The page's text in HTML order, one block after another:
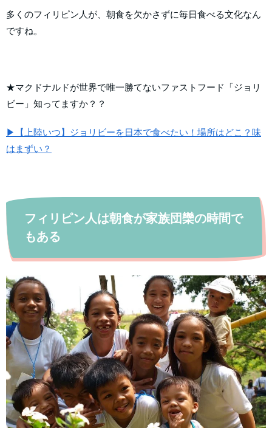
多くのフィリピン人が、朝食を欠かさずに毎日食べる文化なん
ですね。
★マクドナルドが世界で唯一勝てないファストフード「ジョリ
ビー」知ってますか？？
▶【上陸いつ】ジョリビーを日本で食べたい！場所はどこ？味
はまずい？
フィリピン人は朝食が家族団欒の時間で
もある